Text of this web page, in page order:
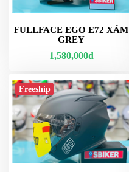
FULLFACE EGO E72 XÁM
GREY
1,580,000đ
Freeship